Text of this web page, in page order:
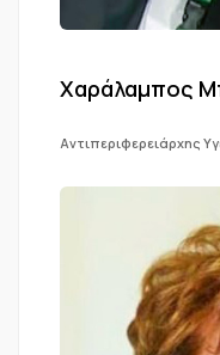
Χαράλαμπος
Αντιπεριφερειάρχης